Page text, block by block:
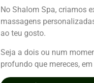
No Shalom Spa, criamos
massagens
ao teu gosto.
Seja a dois ou num
profundo que mereces,